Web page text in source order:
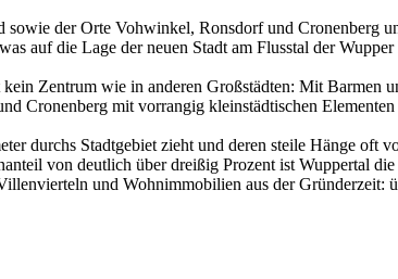
der Orte Vohwinkel, Ronsdorf und Cronenberg
auf die Lage der neuen Stadt am Flusstal der
Zentrum wie in anderen Großstädten: Mit Barmen
Cronenberg mit vorrangig kleinstädtischen
durchs Stadtgebiet zieht und deren steile Hänge oft
von deutlich über dreißig Prozent ist Wuppertal
und Wohnimmobilien aus der Gründerzeit: